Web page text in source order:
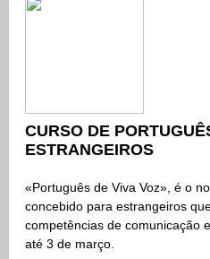
CURSO DE
ESTRANGEIROS
«Português de Viva Voz», é o
concebido para estrangeiros
competências de comunicação
até 3 de março.